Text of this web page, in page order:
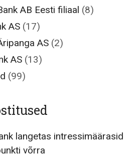
AB Eesti filiaal (8)
AS (17)
AS (2)
AS (13)
(99)
langetas intressimäärasid
võrra